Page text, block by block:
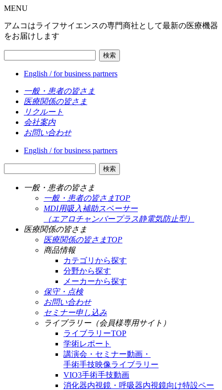
MENU
アムコはライフサイエンスの専門商社として最新の医療機器
をお届けします
検索
English / for business partners
一般・患者の皆さま
医療関係の皆さま
リクルート
会社案内
お問い合わせ
English / for business partners
検索
一般・患者の皆さま
一般・患者の皆さまTOP
MDI用吸入補助スペーサー
（エアロチャンバープラス静電気防止型）
医療関係の皆さま
医療関係の皆さまTOP
商品情報
カテゴリから探す
分野から探す
メーカーから探す
保守・点検
お問い合わせ
セミナー申し込み
ライブラリー（会員様専用サイト）
ライブラリーTOP
学術レポート
講演会・セミナー動画・
手術手技映像ライブラリー
VIO3手術手技動画
消化器内視鏡・呼吸器内視鏡向け特設ペー